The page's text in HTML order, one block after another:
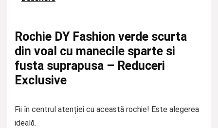
Rochie DY Fashion verde scurta
din voal cu manecile sparte si
fusta suprapusa – Reduceri
Exclusive
Fii în centrul atenției cu această rochie! Este alegerea
ideală.